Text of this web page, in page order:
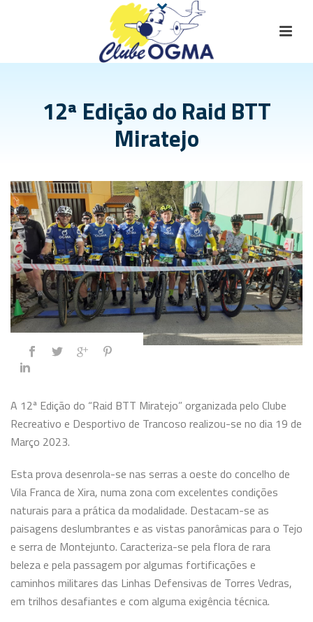
12ª Edição do Raid BTT
Miratejo
A 12ª Edição do “Raid BTT Miratejo” organizada pelo Clube
Recreativo e Desportivo de Trancoso realizou-se no dia 19 de
Março 2023.
Esta prova desenrola-se nas serras a oeste do concelho de
Vila Franca de Xira, numa zona com excelentes condições
naturais para a prática da modalidade. Destacam-se as
paisagens deslumbrantes e as vistas panorâmicas para o Tejo
e serra de Montejunto. Caracteriza-se pela flora de rara
beleza e pela passagem por algumas fortificações e
caminhos militares das Linhas Defensivas de Torres Vedras,
em trilhos desafiantes e com alguma exigência técnica.